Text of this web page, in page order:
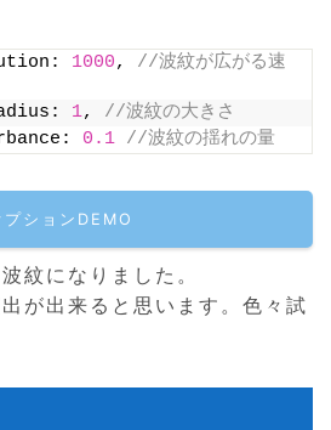
1000, //波紋が広がる速
1, //波紋の大きさ
0.1 //波紋の揺れの量
プションDEMO
紋になりました。
が出来ると思います。色々試